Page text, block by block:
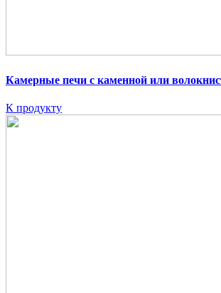
Камерные печи с каменной или
К продукту